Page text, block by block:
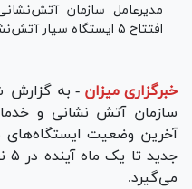
مدیرعامل سازمان
افتتاح ۵ ایستگاه سیار آتش‌نشانی تا ماه آینده خبر داد.
خبرگزاری میزان - به گزارش
سازمان آتش نشانی و
می‌گیرد.